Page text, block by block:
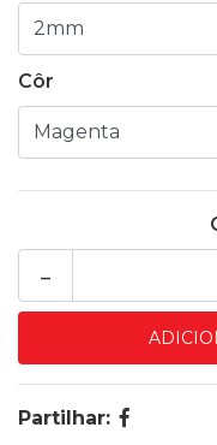
Côr
-
Partilhar: